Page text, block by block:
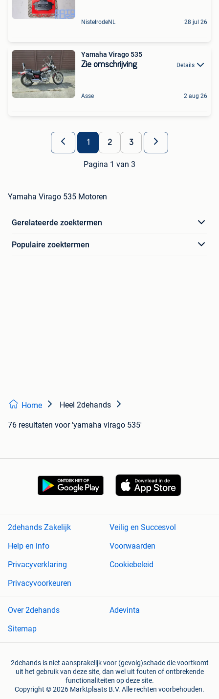
NistelrodeNL 28 jul 26
Yamaha Virago 535
Zie omschrijving Details
Asse 2 aug 26
1 2 3
Pagina 1 van 3
Yamaha Virago 535 Motoren
Gerelateerde zoektermen
Populaire zoektermen
Home Heel 2dehands
76 resultaten voor 'yamaha virago 535'
2dehands Zakelijk
Veilig en Succesvol
Help en info
Voorwaarden
Privacyverklaring
Cookiebeleid
Privacyvoorkeuren
Over 2dehands
Adevinta
Sitemap
2dehands is niet aansprakelijk voor (gevolg)schade die voortkomt
uit het gebruik van deze site, dan wel uit fouten of ontbrekende
functionaliteiten op deze site.
Copyright © 2026 Marktplaats B.V. Alle rechten voorbehouden.